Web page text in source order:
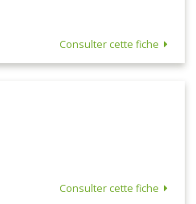
Consulter cette fiche
Consulter cette fiche